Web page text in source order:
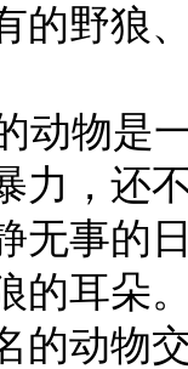
的野狼
物是
力，还
无事的
的耳朵
的动